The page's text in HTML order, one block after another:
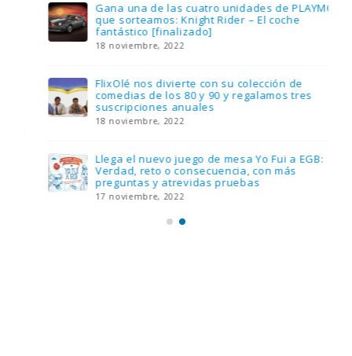
Gana una de las cuatro unidades de PLAYMOBIL
que sorteamos: Knight Rider – El coche
fantástico [finalizado]
18 noviembre, 2022
FlixOlé nos divierte con su colección de
comedias de los 80 y 90 y regalamos tres
suscripciones anuales
18 noviembre, 2022
Llega el nuevo juego de mesa Yo Fui a EGB:
Verdad, reto o consecuencia, con más
preguntas y atrevidas pruebas
17 noviembre, 2022